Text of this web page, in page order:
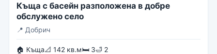
Къща с басейн разположена в добре
обслужено село
📍 Добрич
🏠 Къща📐 142 кв.м🛏 3🛁 2